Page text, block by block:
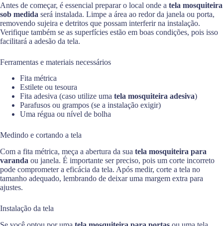
Antes de começar, é essencial preparar o local onde a tela mosquiteira
sob medida será instalada. Limpe a área ao redor da janela ou porta,
removendo sujeira e detritos que possam interferir na instalação.
Verifique também se as superfícies estão em boas condições, pois isso
facilitará a adesão da tela.
Ferramentas e materiais necessários
Fita métrica
Estilete ou tesoura
Fita adesiva (caso utilize uma tela mosquiteira adesiva)
Parafusos ou grampos (se a instalação exigir)
Uma régua ou nível de bolha
Medindo e cortando a tela
Com a fita métrica, meça a abertura da sua tela mosquiteira para
varanda ou janela. É importante ser preciso, pois um corte incorreto
pode comprometer a eficácia da tela. Após medir, corte a tela no
tamanho adequado, lembrando de deixar uma margem extra para
ajustes.
Instalação da tela